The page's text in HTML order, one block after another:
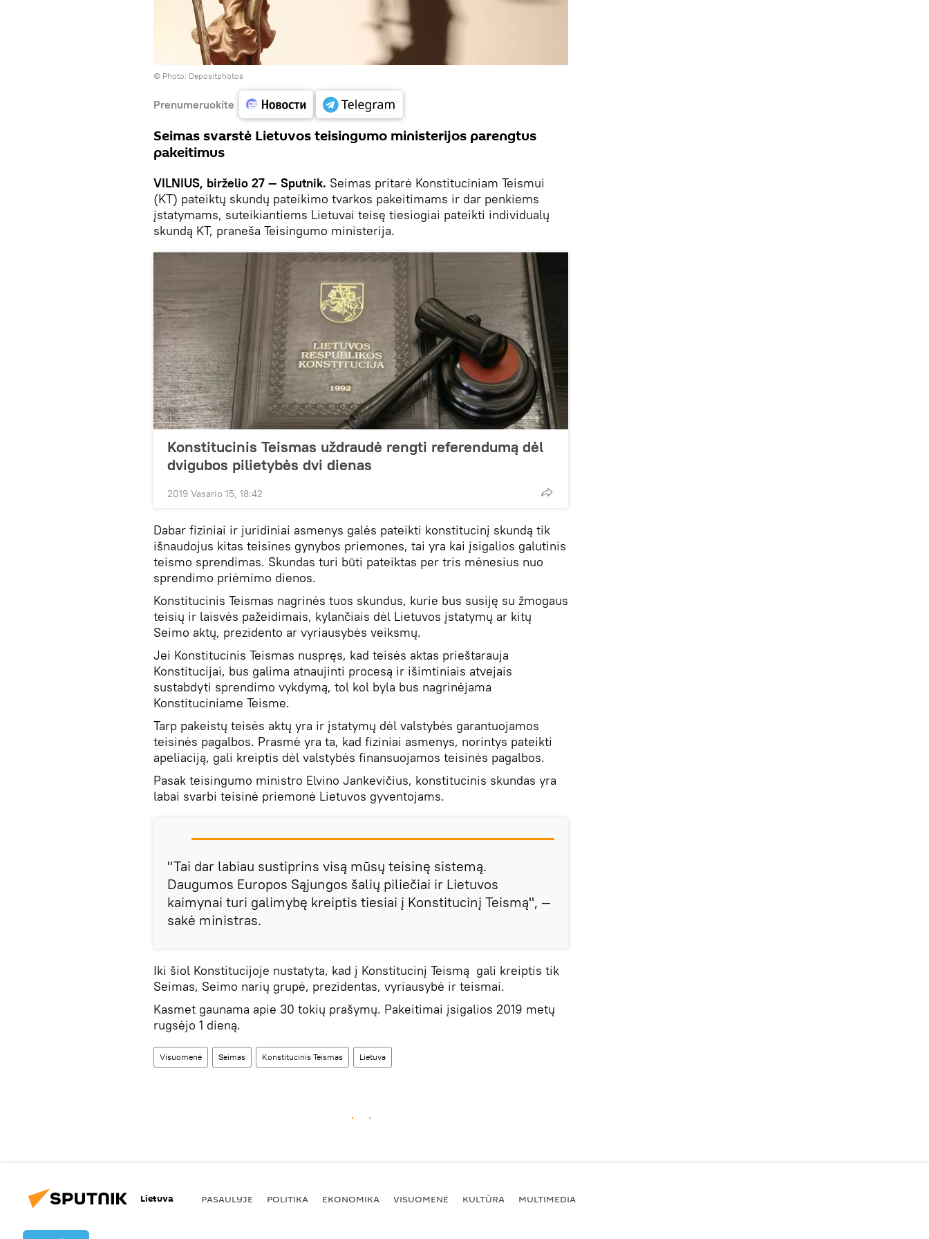
© Photo: Depositphotos
Prenumeruokite
Seimas svarstė Lietuvos teisingumo ministerijos parengtus
pakeitimus
VILNIUS, birželio 27 — Sputnik. Seimas pritarė Konstituciniam Teismui
(KT) pateiktų skundų pateikimo tvarkos pakeitimams ir dar penkiems
įstatymams, suteikiantiems Lietuvai teisę tiesiogiai pateikti individualų
skundą KT, praneša Teisingumo ministerija.
Konstitucinis Teismas uždraudė rengti referendumą dėl
dvigubos pilietybės dvi dienas
2019 Vasario 15, 18:42
Dabar fiziniai ir juridiniai asmenys galės pateikti konstitucinį skundą tik
išnaudojus kitas teisines gynybos priemones, tai yra kai įsigalios galutinis
teismo sprendimas. Skundas turi būti pateiktas per tris mėnesius nuo
sprendimo priėmimo dienos.
Konstitucinis Teismas nagrinės tuos skundus, kurie bus susiję su žmogaus
teisių ir laisvės pažeidimais, kylančiais dėl Lietuvos įstatymų ar kitų
Seimo aktų, prezidento ar vyriausybės veiksmų.
Jei Konstitucinis Teismas nuspręs, kad teisės aktas prieštarauja
Konstitucijai, bus galima atnaujinti procesą ir išimtiniais atvejais
sustabdyti sprendimo vykdymą, tol kol byla bus nagrinėjama
Konstituciniame Teisme.
Tarp pakeistų teisės aktų yra ir įstatymų dėl valstybės garantuojamos
teisinės pagalbos. Prasmė yra ta, kad fiziniai asmenys, norintys pateikti
apeliaciją, gali kreiptis dėl valstybės finansuojamos teisinės pagalbos.
Pasak teisingumo ministro Elvino Jankevičius, konstitucinis skundas yra
labai svarbi teisinė priemonė Lietuvos gyventojams.
"Tai dar labiau sustiprins visą mūsų teisinę sistemą.
Daugumos Europos Sąjungos šalių piliečiai ir Lietuvos
kaimynai turi galimybę kreiptis tiesiai į Konstitucinį Teismą", —
sakė ministras.
Iki šiol Konstitucijoje nustatyta, kad į Konstitucinį Teismą gali kreiptis tik
Seimas, Seimo narių grupė, prezidentas, vyriausybė ir teismai.
Kasmet gaunama apie 30 tokių prašymų. Pakeitimai įsigalios 2019 metų
rugsėjo 1 dieną.
Visuomenė Seimas Konstitucinis Teismas Lietuva
Lietuva PASAULYJE POLITIKA EKONOMIKA VISUOMENĖ KULTŪRA MULTIMEDIA